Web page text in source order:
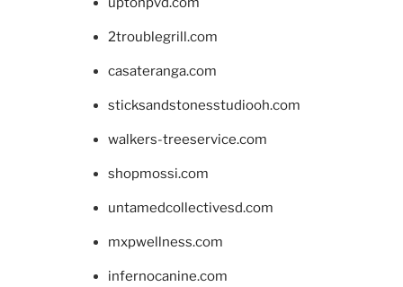
2troublegrill.com
casateranga.com
sticksandstonesstudiooh.com
walkers-treeservice.com
shopmossi.com
untamedcollectivesd.com
mxpwellness.com
infernocanine.com